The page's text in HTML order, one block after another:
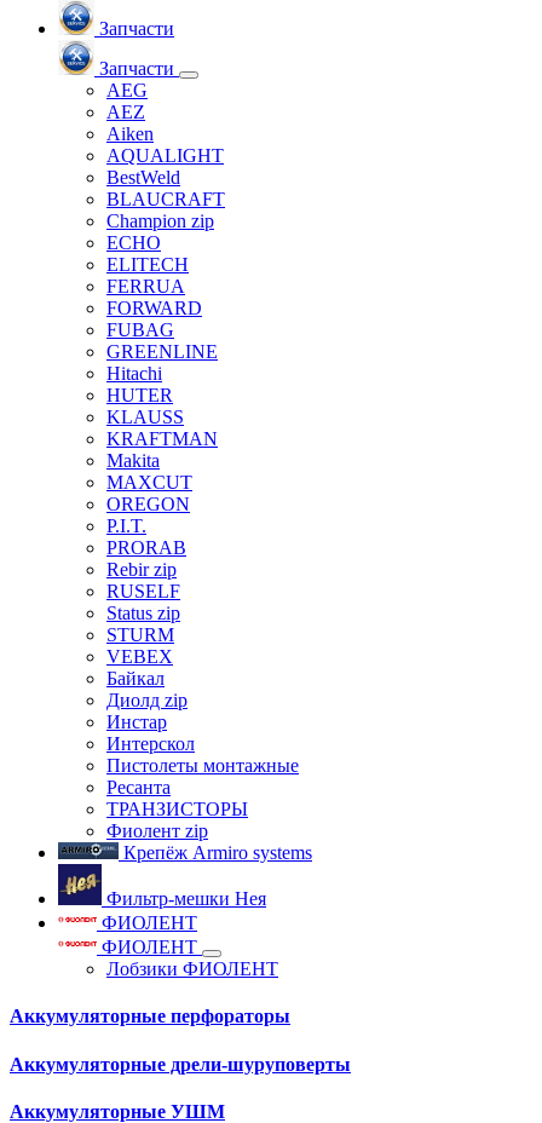
Запчасти
Запчасти
AEG
AEZ
Aiken
AQUALIGHT
BestWeld
BLAUCRAFT
Champion zip
ECHO
ELITECH
FERRUA
FORWARD
FUBAG
GREENLINE
Hitachi
HUTER
KLAUSS
KRAFTMAN
Makita
MAXCUT
OREGON
P.I.T.
PRORAB
Rebir zip
RUSELF
Status zip
STURM
VEBEX
Байкал
Диолд zip
Инстар
Интерскол
Пистолеты монтажные
Ресанта
ТРАНЗИСТОРЫ
Фиолент zip
Крепёж Armiro systems
Фильтр-мешки Нея
ФИОЛЕНТ
ФИОЛЕНТ
Лобзики ФИОЛЕНТ
Аккумуляторные перфораторы
Аккумуляторные дрели-шуруповерты
Аккумуляторные УШМ